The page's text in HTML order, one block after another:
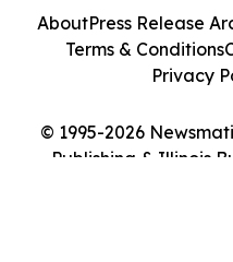
© 1995-2026
Publishing & Illinois
AboutPress Release
Terms & Conditions
Privacy